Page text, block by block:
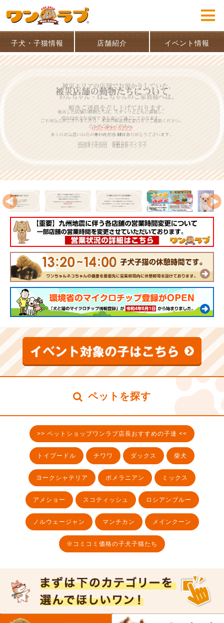
子犬・子猫情報 店舗紹介 イベント情報
ペットを探す
>> ペットショップワンラブ店長おすすめの子達 <<
トイプードル チワワ ダックス 柴犬
ヨークシャテリア ポメラニアン ミックス
アメショー スコティッシュ ロシアンブルー
ノルウェージャン マンチカン メインクーン
※コミコミ価格の子犬子猫たち